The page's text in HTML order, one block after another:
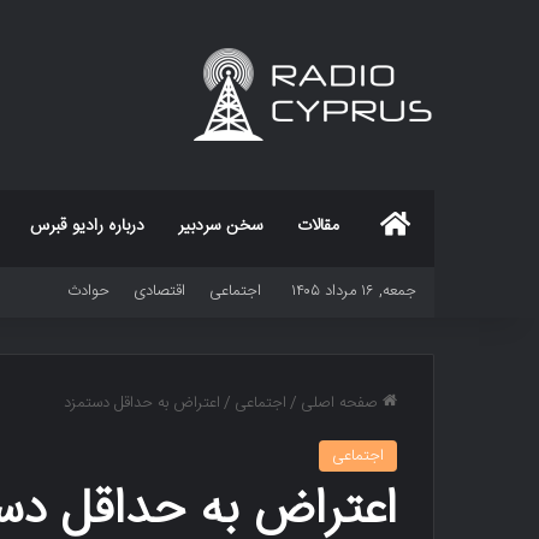
مقالات سخن سردبیر درباره رادیو قبرس
جمعه, ۱۶ مرداد ۱۴۰۵ اجتماعی اقتصادی حوادث
صفحه اصلی /اجتماعی /اعتراض به حداقل دستمزد
اجتماعی
اعتراض به حداقل